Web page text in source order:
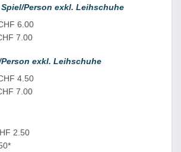
Person exkl. Leihschuhe
6.00
7.00
exkl. Leihschuhe
4.50
7.00
2.50